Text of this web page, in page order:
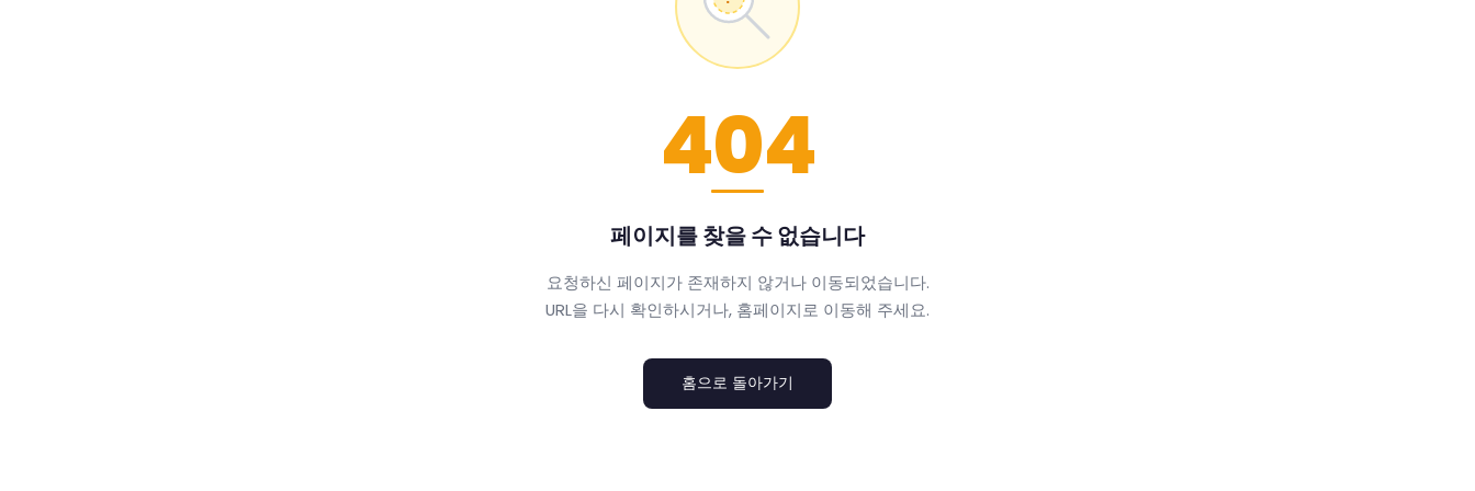
404
페이지를 찾을 수 없습니다
요청하신 페이지가 존재하지 않거나 이동되었습니다.
URL을 다시 확인하시거나, 홈페이지로 이동해 주세요.
홈으로 돌아가기